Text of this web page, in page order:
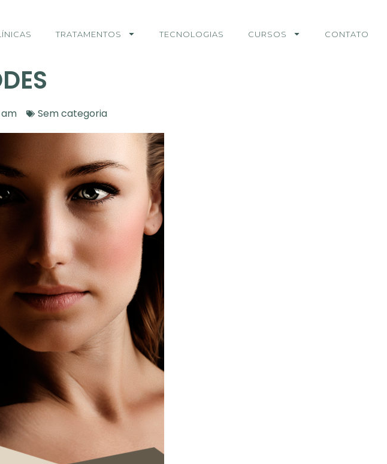
TRATAMENTOS TECNOLOGIAS CURSOS CONTATO
am Sem categoria